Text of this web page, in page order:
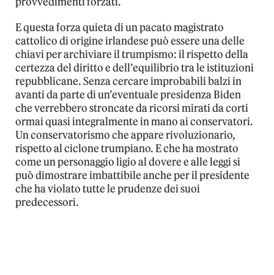
E questa forza quieta di un pacato magistrato
cattolico di origine irlandese può essere una delle
chiavi per archiviare il trumpismo: il rispetto della
certezza del diritto e dell’equilibrio tra le istituzioni
repubblicane. Senza cercare improbabili balzi in
avanti da parte di un’eventuale presidenza Biden
che verrebbero stroncate da ricorsi mirati da corti
ormai quasi integralmente in mano ai conservatori.
Un conservatorismo che appare rivoluzionario,
rispetto al ciclone trumpiano. E che ha mostrato
come un personaggio ligio al dovere e alle leggi si
può dimostrare imbattibile anche per il presidente
che ha violato tutte le prudenze dei suoi
predecessori.